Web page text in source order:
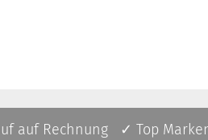
auf Rechnung ✓ Top